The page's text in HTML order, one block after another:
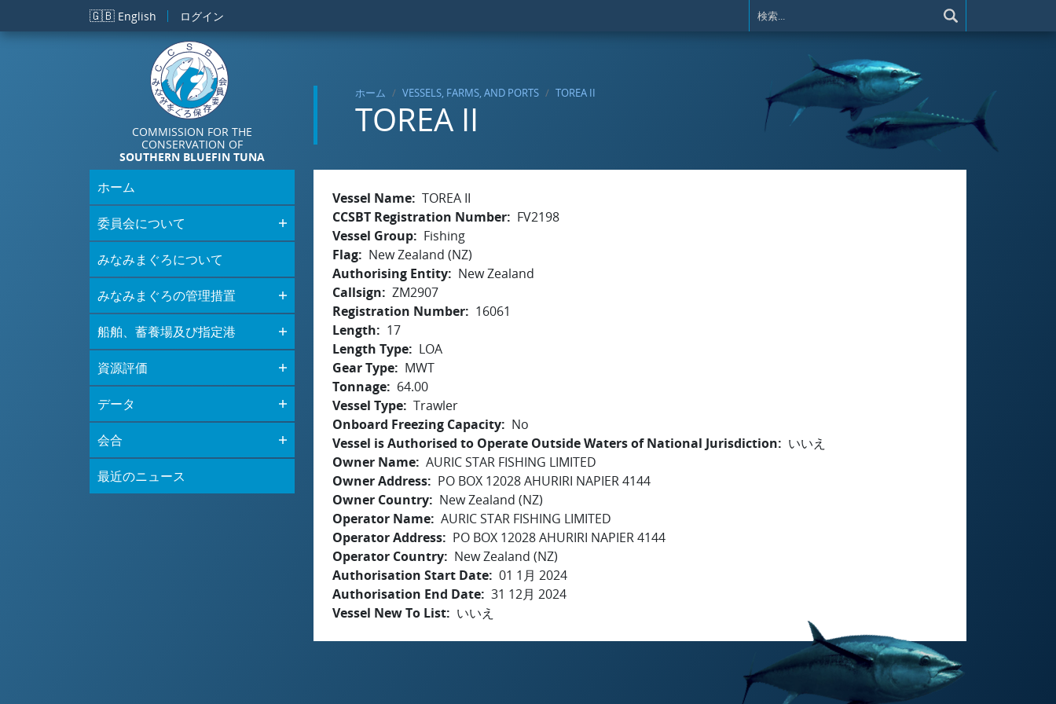
メインコンテンツに移動
🇬🇧 English ログイン
COMMISSION FOR THE
CONSERVATION OF
SOUTHERN BLUEFIN TUNA
ホーム VESSELS, FARMS, AND PORTS TOREA II
TOREA II
ホーム
委員会について
みなみまぐろについて
みなみまぐろの管理措置
船舶、蓄養場及び指定港
資源評価
データ
会合
最近のニュース
Vessel Name TOREA II
CCSBT Registration Number
FV2198
Vessel Group
Fishing
Flag
New Zealand (NZ)
Authorising Entity
New Zealand
Callsign
ZM2907
Registration Number
16061
Length
17
Length Type
LOA
Gear Type
MWT
Tonnage
64.00
Vessel Type Trawler
Onboard Freezing Capacity
No
Vessel is Authorised to Operate Outside Waters of National Jurisdiction
いいえ
Owner Name AURIC STAR FISHING LIMITED
Owner Address
PO BOX 12028 AHURIRI NAPIER 4144
Owner Country
New Zealand (NZ)
Operator Name AURIC STAR FISHING LIMITED
Operator Address
PO BOX 12028 AHURIRI NAPIER 4144
Operator Country
New Zealand (NZ)
Authorisation Start Date 01 1月 2024
Authorisation End Date 31 12月 2024
Vessel New To List
いいえ